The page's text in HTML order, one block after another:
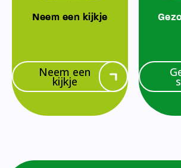
Neem een kijkje
Neem een
kijkje